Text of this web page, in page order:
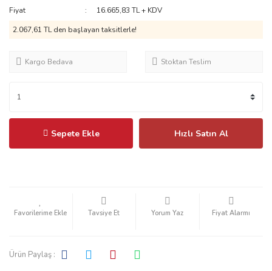
Fiyat
16.665,83 TL + KDV
2.067,61 TLden başlayan taksitlerle!
Kargo Bedava Stoktan Teslim
Sepete Ekle Hızlı Satın Al
Tavsiye Et Yorum Yaz Fiyat Alarmı
Ürün Paylaş :